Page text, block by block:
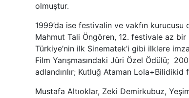
olmuştur.
1999’da ise festivalin ve vakfın
Mahmut Tali Öngören, 12. festivale az
Türkiye’nin ilk Sinematek’i gibi ilklere
Film Yarışmasındaki Jüri Özel Ödülü;
adlandırılır; Kutluğ Ataman
Mustafa Altıoklar, Zeki Demirkubuz,